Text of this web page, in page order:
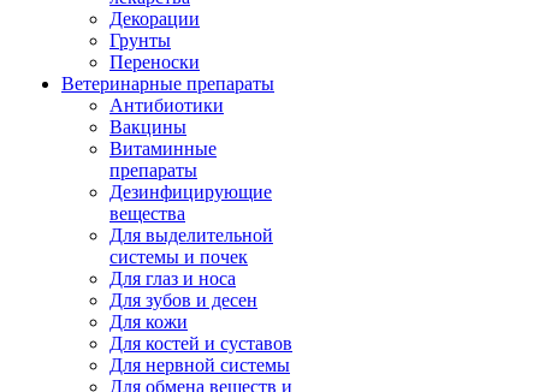
Декорации
Грунты
Переноски
Ветеринарные препараты
Антибиотики
Вакцины
Витаминные
препараты
Дезинфицирующие
вещества
Для выделительной
системы и почек
Для глаз и носа
Для зубов и десен
Для кожи
Для костей и суставов
Для нервной системы
Для обмена веществ и